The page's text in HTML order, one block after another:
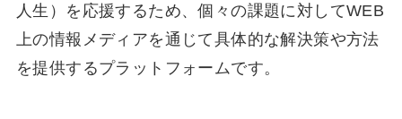
人生）を応援するため、個々の課題に対してWEB
上の情報メディアを通じて具体的な解決策や方法
を提供するプラットフォームです。